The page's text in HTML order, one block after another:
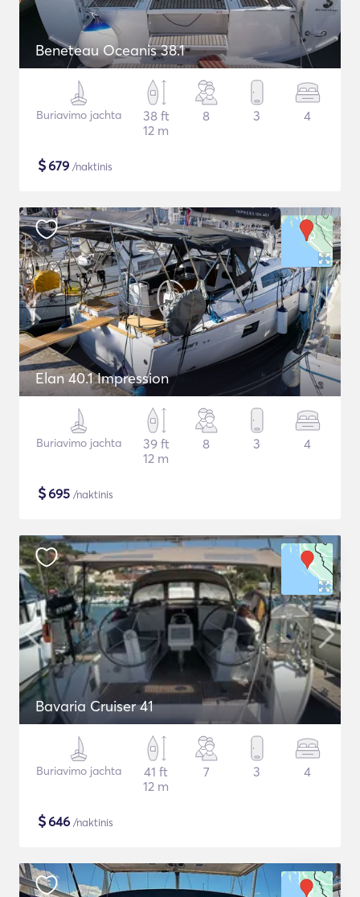
Beneteau Oceanis 38.1
Buriavimo jachta
38 ft
12 m
8 3 4
$679 /naktinis
Elan 40.1 Impression
Buriavimo jachta
39 ft
12 m
8 3 4
$695 /naktinis
Bavaria Cruiser 41
Buriavimo jachta
41 ft
12 m
7 3 4
$646 /naktinis